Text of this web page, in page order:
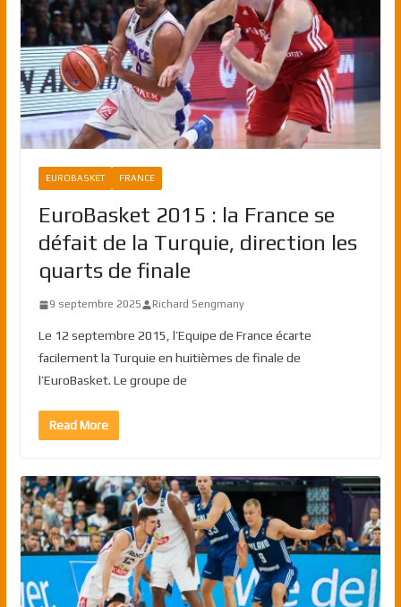
EUROBASKET FRANCE
EuroBasket 2015 : la France se
défait de la Turquie, direction les
quarts de finale
9 septembre 2025 Richard Sengmany
Le 12 septembre 2015, l’Equipe de France écarte
facilement la Turquie en huitièmes de finale de
l’EuroBasket. Le groupe de
Read More